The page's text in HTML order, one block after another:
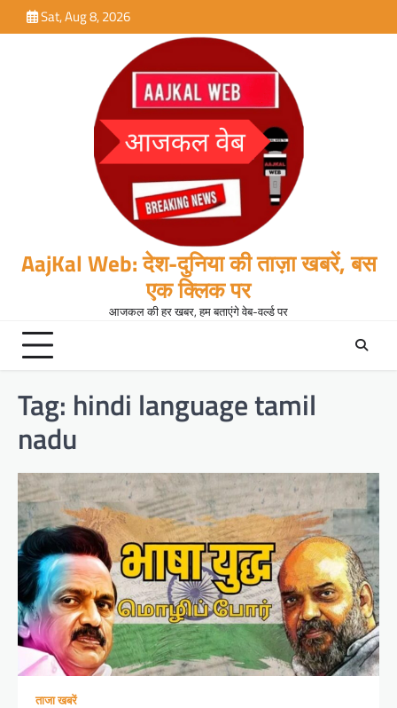
to
Sat, Aug 8, 2026
AajKal Web: देश-दुनिया की ताज़ा खबरें, बस
एक क्लिक पर
आजकल की हर खबर, हम बताएंगे वेब-वर्ल्ड पर
Tag: hindi language tamil
nadu
ताजा खबरें